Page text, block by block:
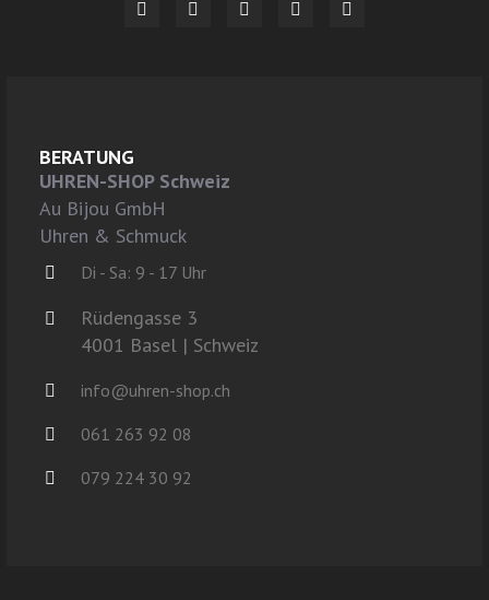
BERATUNG
UHREN-SHOP Schweiz
Au Bijou GmbH
Uhren & Schmuck
Di - Sa: 9 - 17 Uhr
Rüdengasse 3
4001 Basel | Schweiz
info@uhren-shop.ch
061 263 92 08
079 224 30 92